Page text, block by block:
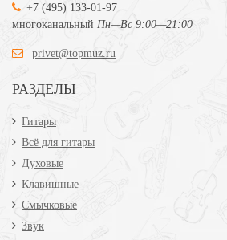
+7 (495) 133-01-97
многоканальный Пн—Вс 9:00—21:00
privet@topmuz.ru
РАЗДЕЛЫ
Гитары
Всё для гитары
Духовые
Клавишные
Смычковые
Звук